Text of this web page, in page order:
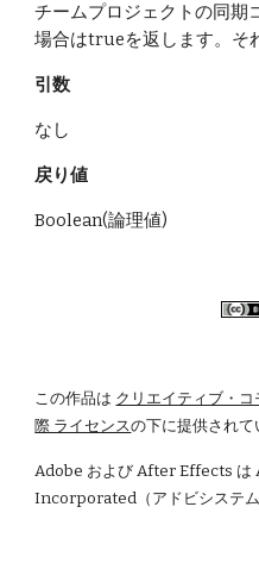
チームプロジェクトの同期
場合はtrueを返します。そ
引数
なし
戻り値
Boolean(論理値)
この作品は クリエイティブ・
際 ライセンスの下に提供されて
Adobe および After Effects は
Incorporated（アドビシステム